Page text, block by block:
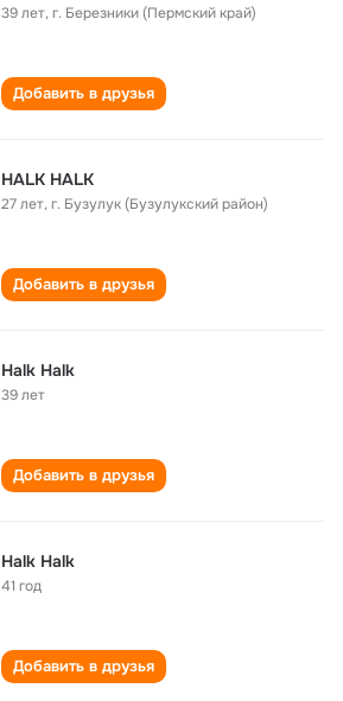
39 лет,г. Березники (Пермский край)
Добавить в друзья
HALK HALK
27 лет,г. Бузулук (Бузулукский район)
Добавить в друзья
Halk Halk
39 лет
Добавить в друзья
Halk Halk
41 год
Добавить в друзья